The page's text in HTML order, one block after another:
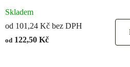
Skladem
od 101,24 Kč bez DPH
od 122,50 Kč